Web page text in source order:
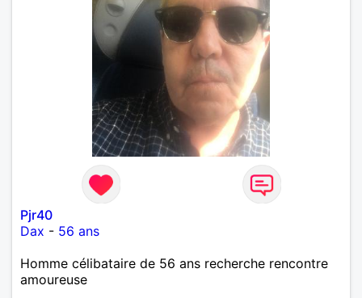
Pjr40
Dax - 56 ans
Homme célibataire de 56 ans recherche rencontre
amoureuse